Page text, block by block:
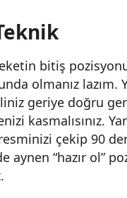
bitiş
olmanız lazım.
geriye doğru
kasmalısınız.
çekip 90
aynen “hazır ol”